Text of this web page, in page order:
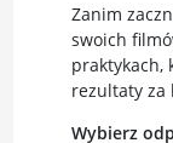
Zanim
swoich
praktykach,
rezultaty za
Wybierz